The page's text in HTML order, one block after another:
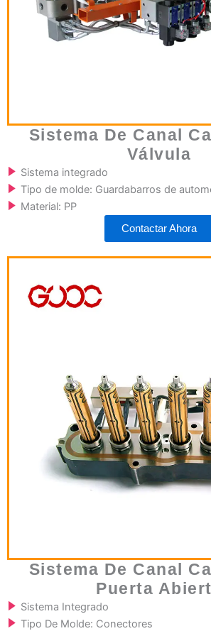
Sistema De Canal
Válvula
Sistema integrado
Tipo de molde: Guardabarros de
Material: PP
Contactar Ahora
Sistema De Canal
Puerta
Sistema Integrado
Tipo De Molde: Conectores